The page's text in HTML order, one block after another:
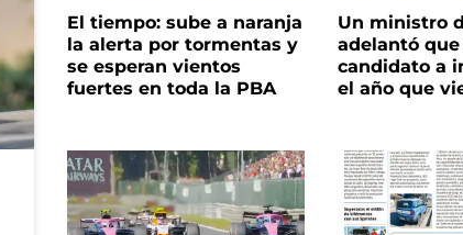
El tiempo: sube a naranja
la alerta por tormentas y
se esperan vientos
fuertes en toda la PBA
Un ministro
adelantó que
candidato a
el año que